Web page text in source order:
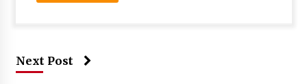
Next Post